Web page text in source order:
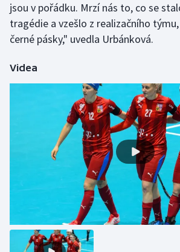
Plážový volejbal
Ragby
Rychlobruslení
Rychlostní kanoistika
Short track
Sportovní střelba
Triatlon
Veslování
jsou v pořádku. Mrzí nás to, co se
tragédie a vzešlo z realizačního
černé pásky," uvedla Urbánková.
Videa